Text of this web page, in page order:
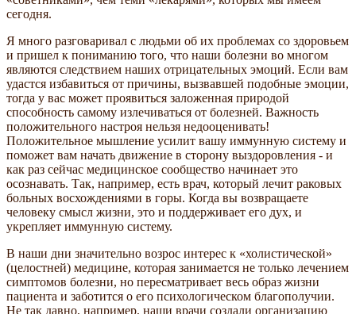
сегодня.
Я много разговаривал с людьми об их проблемах со здоровьем
и пришел к пониманию того, что наши болезни во многом
являются следствием наших отрицательных эмоций. Если вам
удастся избавиться от причины, вызвавшей подобные эмоции,
тогда у вас может проявиться заложенная природой
способность самому излечиваться от болезней. Важность
положительного настроя нельзя недооценивать!
Положительное мышление усилит вашу иммунную систему и
поможет вам начать движение в сторону выздоровления - и
как раз сейчас медицинское сообщество начинает это
осознавать. Так, например, есть врач, который лечит раковых
больных восхождениями в горы. Когда вы возвращаете
человеку смысл жизни, это и поддерживает его дух, и
укрепляет иммунную систему.
В наши дни значительно возрос интерес к «холистической»
(целостней) медицине, которая занимается не только лечением
симптомов болезни, но пересматривает весь образ жизни
пациента и заботится о его психологическом благополучии.
Не так давно, например, наши врачи создали организацию